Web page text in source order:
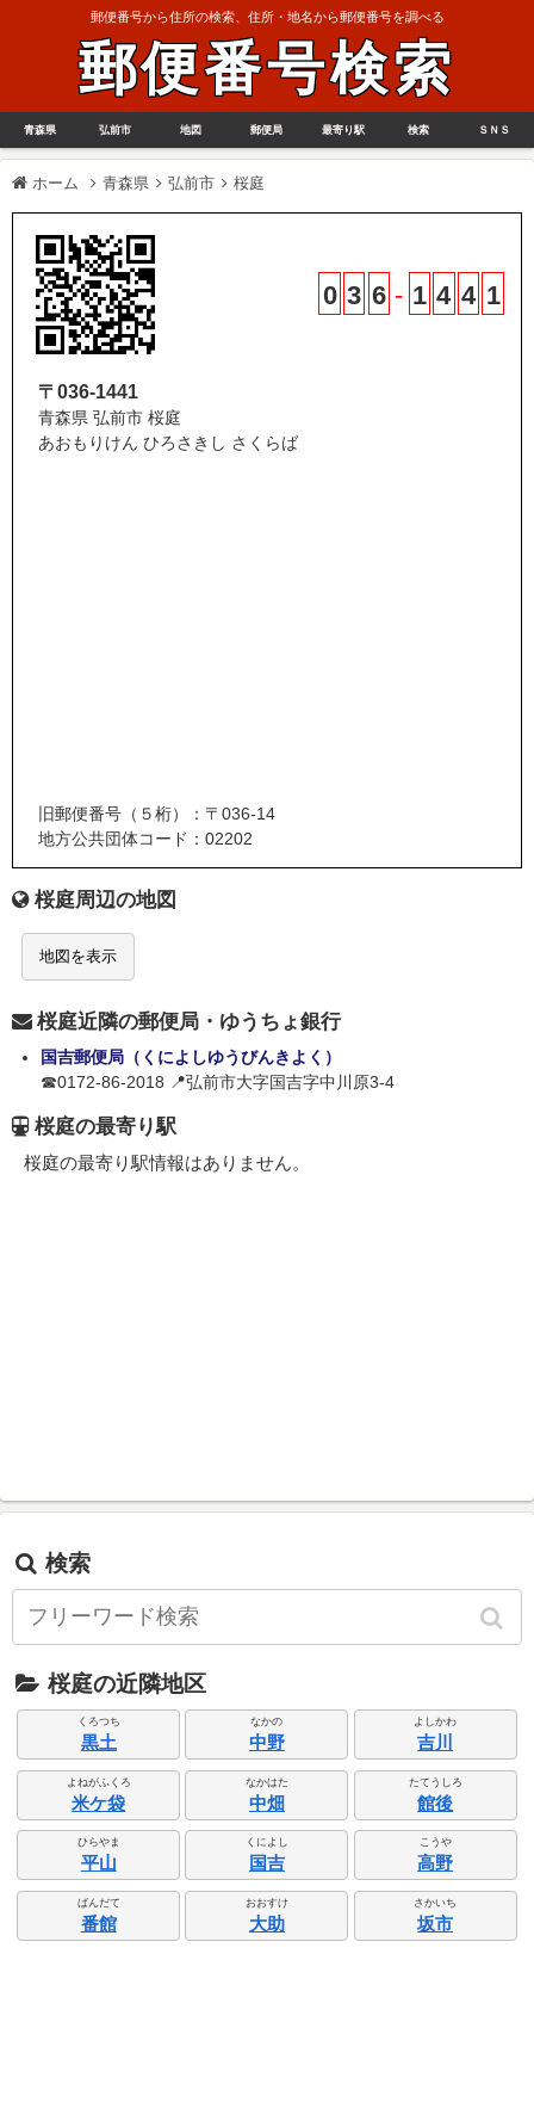
郵便番号から住所の検索、住所・地名から郵便番号を調べる
郵便番号検索
青森県 弘前市 地図 郵便局 最寄り駅 検索 ＳＮＳ
ホーム 青森県 弘前市 桜庭
0 3 6 - 1 4 4 1
〒036-1441
青森県 弘前市 桜庭
あおもりけん ひろさきし さくらば
旧郵便番号（５桁）：〒036-14
地方公共団体コード：02202
桜庭周辺の地図
地図を表示
桜庭近隣の郵便局・ゆうちょ銀行
国吉郵便局（くによしゆうびんきよく）
☎0172-86-2018 📍弘前市大字国吉字中川原3-4
桜庭の最寄り駅
桜庭の最寄り駅情報はありません。
検索
桜庭の近隣地区
くろつち
黒土
なかの
中野
よしかわ
吉川
よねがふくろ
米ケ袋
なかはた
中畑
たてうしろ
館後
ひらやま
平山
くによし
国吉
こうや
高野
ばんだて
番館
おおすけ
大助
さかいち
坂市